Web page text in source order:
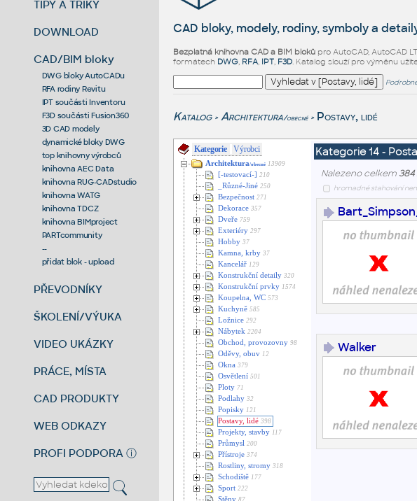
TIPY A TRIKY
DOWNLOAD
CAD/BIM bloky
DWG bloky AutoCADu
RFA rodiny Revitu
IPT součásti Inventoru
F3D součásti Fusion360
3D CAD modely
dynamické bloky DWG
top knihovny výrobců
knihovna AEC Data
knihovna RUG-CADstudio
knihovna WATG
knihovna TDCZ
knihovna BIMproject
PARTcommunity
--
přidat blok - upload
PŘEVODNÍKY
ŠKOLENÍ/VÝUKA
VIDEO UKÁZKY
PRÁCE, MÍSTA
CAD PRODUKTY
WEB ODKAZY
PROFI PODPORA ⓘ
CAD bloky, modely, rodiny, symboly a
Bezplatná knihovna CAD a BIM blokůpro AutoCAD, AutoCAD
formátech DWG, RFA, IPT, F3D. Katalog slouží pro výměnu
Katalog > Architektura/obecné > Postavy, lidé
Kategorie Výrobci
Architektura/obecné 13909
[-testovací-] 210
_Různé-Jiné 250
Bezpečnost 271
Dekorace 357
Dveře 759
Exteriéry 297
Hobby 37
Kamna, krby 37
Kancelář 129
Konstrukční detaily 320
Konstrukční prvky 1574
Koupelna, WC 573
Kuchyně 585
Ložnice 292
Nábytek 2204
Obchod, provozovny 98
Oděvy, obuv 12
Okna 379
Osvětlení 501
Ploty 71
Podlahy 32
Popisky 121
Postavy, lidé 398
Projekty, stavby 117
Průmysl 200
Přístroje 374
Rostliny, stromy 318
Schodiště 177
Sport 222
Stěny
Kategorie 14 -
Nalezeno celkem 384
hromadné stahování
Walker